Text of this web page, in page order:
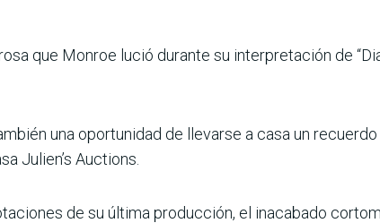
que Monroe lució durante su interpretación de
una oportunidad de llevarse a casa un
Julien’s Auctions.
de su última producción, el inacabado